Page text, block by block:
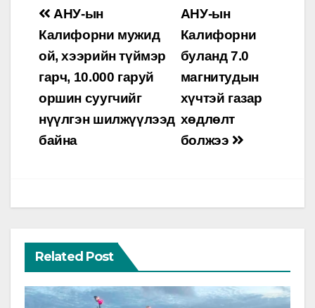
Post
navigation
АНУ-ын
Калифорни
буланд 7.0
магнитудын
хүчтэй газар
хөдлөлт
болжээ
АНУ-ын
Калифорни мужид
ой, хээрийн түймэр
гарч, 10.000 гаруй
оршин суугчийг
нүүлгэн шилжүүлээд
байна
Related Post